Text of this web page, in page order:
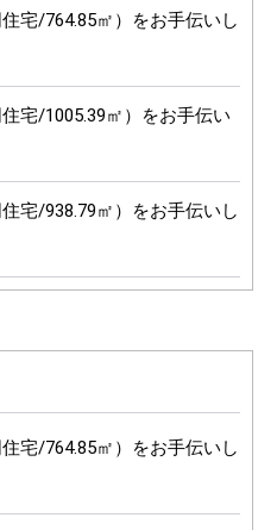
宅/764.85㎡）をお手伝いし
宅/1005.39㎡）をお手伝い
宅/938.79㎡）をお手伝いし
宅/764.85㎡）をお手伝いし